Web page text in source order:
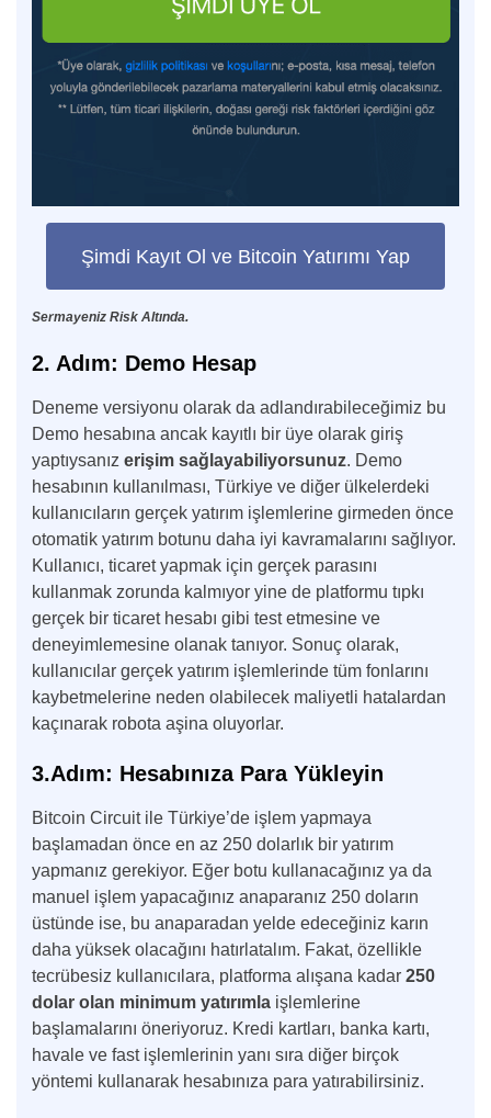
Şimdi Kayıt Ol ve Bitcoin Yatırımı Yap
Sermayeniz Risk Altında.
2. Adım: Demo Hesap
Deneme versiyonu olarak da adlandırabileceğimiz bu
Demo hesabına ancak kayıtlı bir üye olarak giriş
yaptıysanız erişim sağlayabiliyorsunuz. Demo
hesabının kullanılması, Türkiye ve diğer ülkelerdeki
kullanıcıların gerçek yatırım işlemlerine girmeden önce
otomatik yatırım botunu daha iyi kavramalarını sağlıyor.
Kullanıcı, ticaret yapmak için gerçek parasını
kullanmak zorunda kalmıyor yine de platformu tıpkı
gerçek bir ticaret hesabı gibi test etmesine ve
deneyimlemesine olanak tanıyor. Sonuç olarak,
kullanıcılar gerçek yatırım işlemlerinde tüm fonlarını
kaybetmelerine neden olabilecek maliyetli hatalardan
kaçınarak robota aşina oluyorlar.
3.Adım: Hesabınıza Para Yükleyin
Bitcoin Circuit ile Türkiye’de işlem yapmaya
başlamadan önce en az 250 dolarlık bir yatırım
yapmanız gerekiyor. Eğer botu kullanacağınız ya da
manuel işlem yapacağınız anaparanız 250 doların
üstünde ise, bu anaparadan yelde edeceğiniz karın
daha yüksek olacağını hatırlatalım. Fakat, özellikle
tecrübesiz kullanıcılara, platforma alışana kadar 250
dolar olan minimum yatırımla işlemlerine
başlamalarını öneriyoruz. Kredi kartları, banka kartı,
havale ve fast işlemlerinin yanı sıra diğer birçok
yöntemi kullanarak hesabınıza para yatırabilirsiniz.